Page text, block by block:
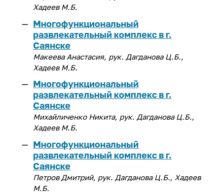
деятельности
Закупки
Издательство
Информатизация
Кадровая политика
Кампус
Образовательная деятельность
Правовое обеспечение
Пресс-служба
Режим и безопасность
Целевое обучение
Архив
конструктор»
Общественная жизнь
Профком студентов
Старостат ИРНИТУ
Студенческие объединения
еще...
Спорт
Базы отдыха
Спортивные сооружения
Спортивный клуб
Менделеевские классы
еще...
Летние профильные школы
Политика обеспечения
гендерного равенства
Профком работников ИРНИТУ
Расписание занятий
обучения ИЗВО
Центр образовательных
программ магистратуры и
аспирантуры
Личный кабинет преподавателя
Медицинский осмотр
Медицинский кабинет
Магазин ИРНИТУ:
Хадеев М.Б.
Многофункциональный
развлекательный комплекс в г.
Саянске
Макеева Анастасия, рук. Дагданова Ц.Б.,
Хадеев М.Б.
Многофункциональный
развлекательный комплекс в г.
Саянске
Михайличенко Никита, рук. Дагданова Ц.Б.,
Хадеев М.Б.
Многофункциональный
развлекательный комплекс в г.
Саянске
Петров Дмитрий, рук. Дагданова Ц.Б., Хадеев
М.Б.